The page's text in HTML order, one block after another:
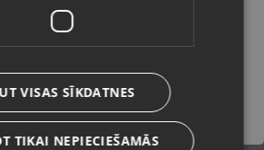
iela 70
(Garantija 12 mēneši)
Saglabāt
VISAS SĪKDATNES
TIKAI NEPIECIEŠAMĀS